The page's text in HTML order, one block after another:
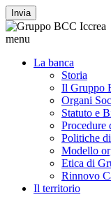
Invia
menu
La banca
Storia
Il Gruppo
Organi
Statuto e
Procedure
Politiche
Modello
Etica di
Rinnovo
Il territorio